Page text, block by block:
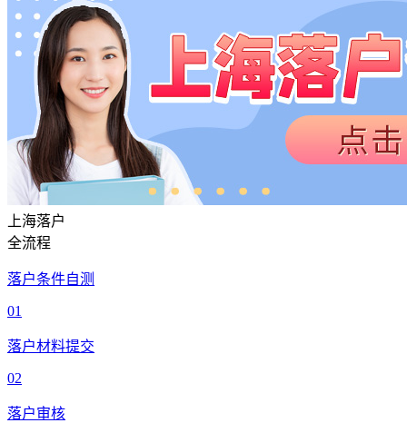
上海落户
全流程
落户条件自测
01
落户材料提交
02
落户审核